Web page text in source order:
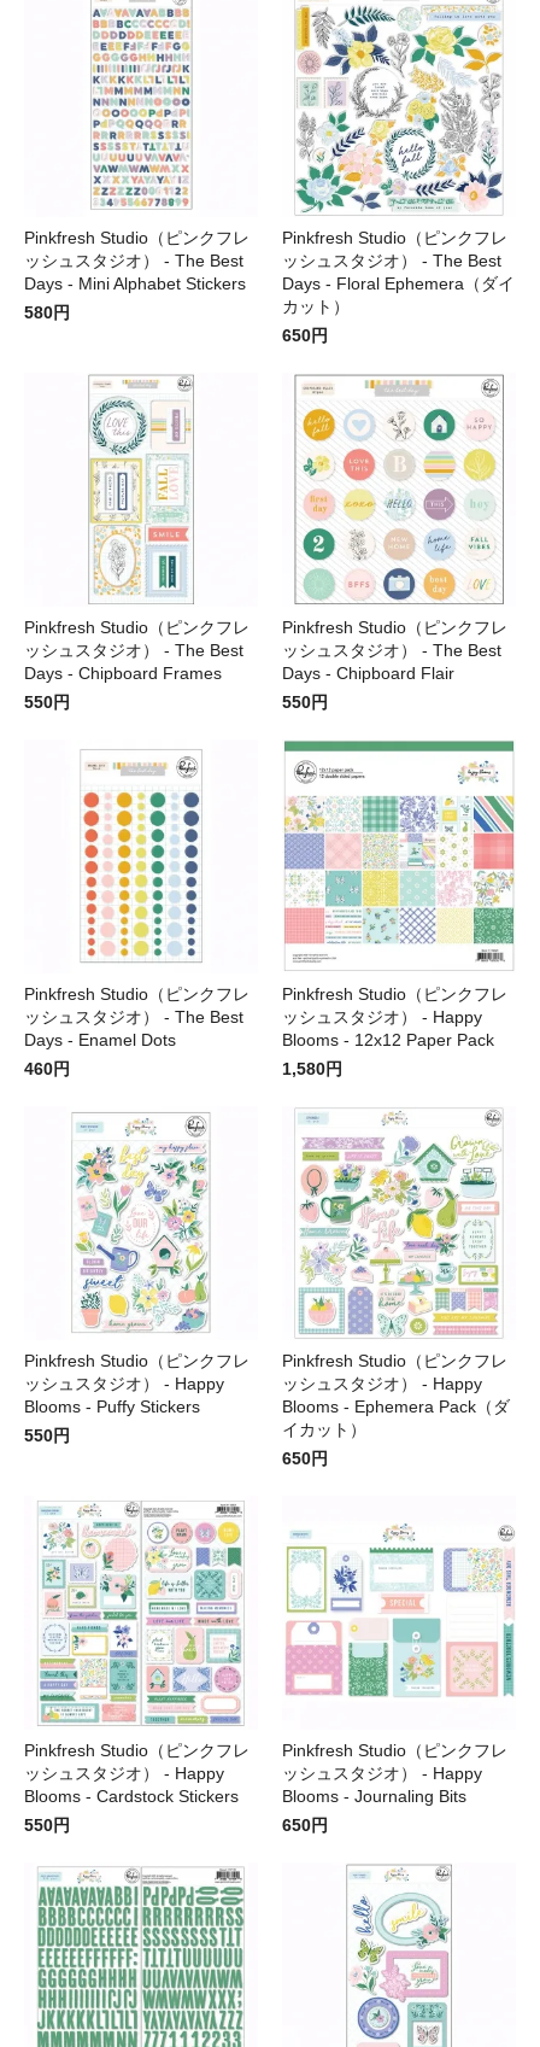
Pinkfresh Studio（ピンクフレ
ッシュスタジオ） - The Best
Days - Mini Alphabet Stickers
580円
Pinkfresh Studio（ピンクフレ
ッシュスタジオ） - The Best
Days - Floral Ephemera（ダイ
カット）
650円
Pinkfresh Studio（ピンクフレ
ッシュスタジオ） - The Best
Days - Chipboard Frames
550円
Pinkfresh Studio（ピンクフレ
ッシュスタジオ） - The Best
Days - Chipboard Flair
550円
Pinkfresh Studio（ピンクフレ
ッシュスタジオ） - The Best
Days - Enamel Dots
460円
Pinkfresh Studio（ピンクフレ
ッシュスタジオ） - Happy
Blooms - 12x12 Paper Pack
1,580円
Pinkfresh Studio（ピンクフレ
ッシュスタジオ） - Happy
Blooms - Puffy Stickers
550円
Pinkfresh Studio（ピンクフレ
ッシュスタジオ） - Happy
Blooms - Ephemera Pack（ダ
イカット）
650円
Pinkfresh Studio（ピンクフレ
ッシュスタジオ） - Happy
Blooms - Cardstock Stickers
550円
Pinkfresh Studio（ピンクフレ
ッシュスタジオ） - Happy
Blooms - Journaling Bits
650円